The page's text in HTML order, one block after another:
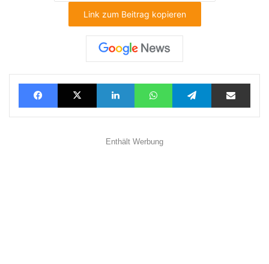
Link zum Beitrag kopieren
FacebookX LinkedInWhatsAppTelegramTeilen via E-Mail
Enthält Werbung